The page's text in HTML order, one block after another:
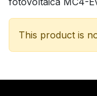
This product is